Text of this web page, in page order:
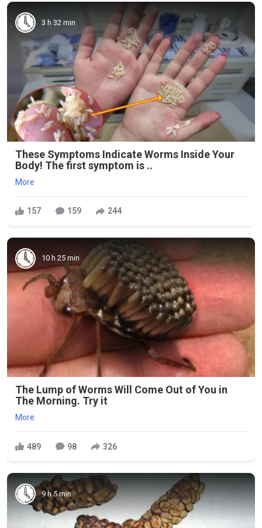
3 h 32 min
These Symptoms Indicate Worms Inside Your
Body! The first symptom is ..
More
157 159 244
10 h 25 min
The Lump of Worms Will Come Out of You in
The Morning. Try it
More
489 98 326
9 h 5 min